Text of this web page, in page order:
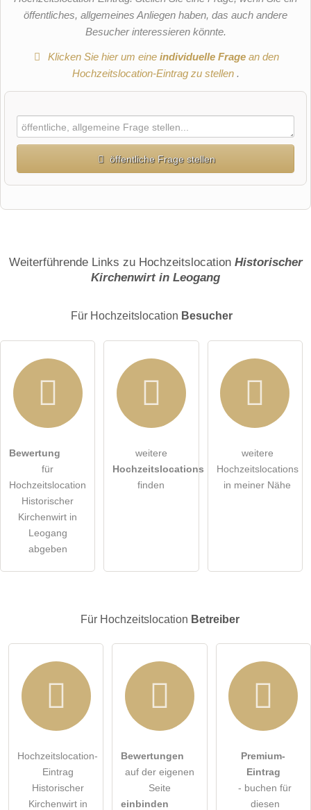
öffentliches, allgemeines Anliegen haben, das auch andere
Besucher interessieren könnte.
Klicken Sie hier um eineindividuelle Frage an den
Hochzeitslocation-Eintrag zu stellen .
öffentliche Frage stellen
E-Mail-Adresse (wird nicht veröffentlicht)
Die Datenschutzerklärung habe ich zur Kenntnis genommen.
öffentliche Frage stellen
Hinweis:Bitte beachten Sie, öffentliche Fragen sind
Besucher sichtbar
Klicken Sie hier um eineindividuelle Fragean den
Weiterführende Links zu Hochzeitslocation Historischer
Kirchenwirt in Leogang
Für Hochzeitslocation Besucher
Bewertung
für
Hochzeitslocation
Historischer
Kirchenwirt in
Leogang
abgeben
weitere
Hochzeitslocations
finden
weitere
Hochzeitslocations
in meiner Nähe
Für Hochzeitslocation Betreiber
Hochzeitslocation-
Eintrag
Historischer
Kirchenwirt in
Bewertungen
auf der eigenen
Seite
einbinden
Premium-
Eintrag
- buchen für
diesen